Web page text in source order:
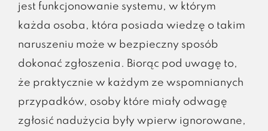
jest funkcjonowanie systemu, w którym
każda osoba, która posiada wiedzę o takim
naruszeniu może w bezpieczny sposób
dokonać zgłoszenia. Biorąc pod uwagę to,
że praktycznie w każdym ze wspomnianych
przypadków, osoby które miały odwagę
zgłosić nadużycia były wpierw ignorowane,